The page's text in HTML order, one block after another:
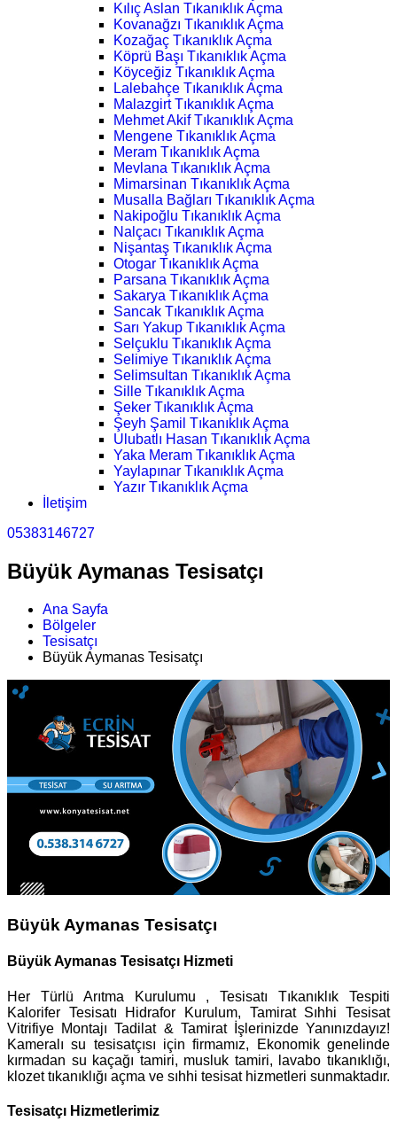
Kılıç Aslan Tıkanıklık Açma
Kovanağzı Tıkanıklık Açma
Kozağaç Tıkanıklık Açma
Köprü Başı Tıkanıklık Açma
Köyceğiz Tıkanıklık Açma
Lalebahçe Tıkanıklık Açma
Malazgirt Tıkanıklık Açma
Mehmet Akif Tıkanıklık Açma
Mengene Tıkanıklık Açma
Meram Tıkanıklık Açma
Mevlana Tıkanıklık Açma
Mimarsinan Tıkanıklık Açma
Musalla Bağları Tıkanıklık Açma
Nakipoğlu Tıkanıklık Açma
Nalçacı Tıkanıklık Açma
Nişantaş Tıkanıklık Açma
Otogar Tıkanıklık Açma
Parsana Tıkanıklık Açma
Sakarya Tıkanıklık Açma
Sancak Tıkanıklık Açma
Sarı Yakup Tıkanıklık Açma
Selçuklu Tıkanıklık Açma
Selimiye Tıkanıklık Açma
Selimsultan Tıkanıklık Açma
Sille Tıkanıklık Açma
Şeker Tıkanıklık Açma
Şeyh Şamil Tıkanıklık Açma
Ulubatlı Hasan Tıkanıklık Açma
Yaka Meram Tıkanıklık Açma
Yaylapınar Tıkanıklık Açma
Yazır Tıkanıklık Açma
İletişim
05383146727
Büyük Aymanas Tesisatçı
Ana Sayfa
Bölgeler
Tesisatçı
Büyük Aymanas Tesisatçı
Büyük Aymanas Tesisatçı
Büyük Aymanas Tesisatçı Hizmeti
Her Türlü Arıtma Kurulumu , Tesisatı Tıkanıklık Tespiti
Kalorifer Tesisatı Hidrafor Kurulum, Tamirat Sıhhi Tesisat
Vitrifiye Montajı Tadilat & Tamirat İşlerinizde Yanınızdayız!
Kameralı su tesisatçısı için firmamız, Ekonomik genelinde
kırmadan su kaçağı tamiri, musluk tamiri, lavabo tıkanıklığı,
klozet tıkanıklığı açma ve sıhhi tesisat hizmetleri sunmaktadır.
Tesisatçı Hizmetlerimiz